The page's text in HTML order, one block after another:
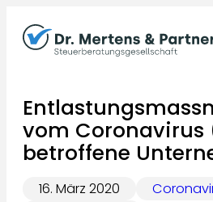
Inhalt
springen
vom Coronavirus
betroffene
16. März 2020